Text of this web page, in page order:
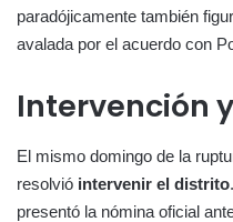
paradójicamente también
avalada por el acuerdo con
Intervención
El mismo domingo de la
resolvió intervenir el distrito
presentó la nómina oficial